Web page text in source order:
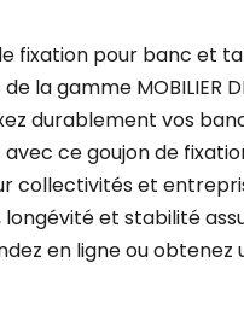
fixation pour banc et
la gamme MOBILIER
durablement vos
ce goujon de
collectivités et
longévité et stabilité
en ligne ou obtenez